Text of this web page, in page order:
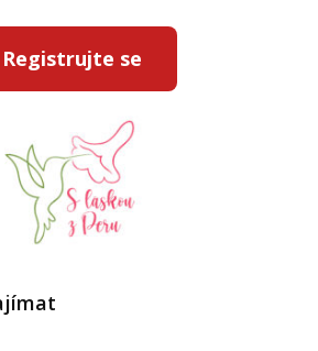
Registrujte se